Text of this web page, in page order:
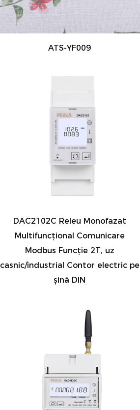
ATS-YF009
DAC2102C Releu Monofazat
Multifuncțional Comunicare
Modbus Funcție 2T, uz
casnic/industrial Contor electric pe
șină DIN